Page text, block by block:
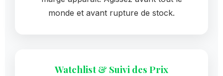
monde et avant rupture de stock.
Watchlist & Suivi des Prix